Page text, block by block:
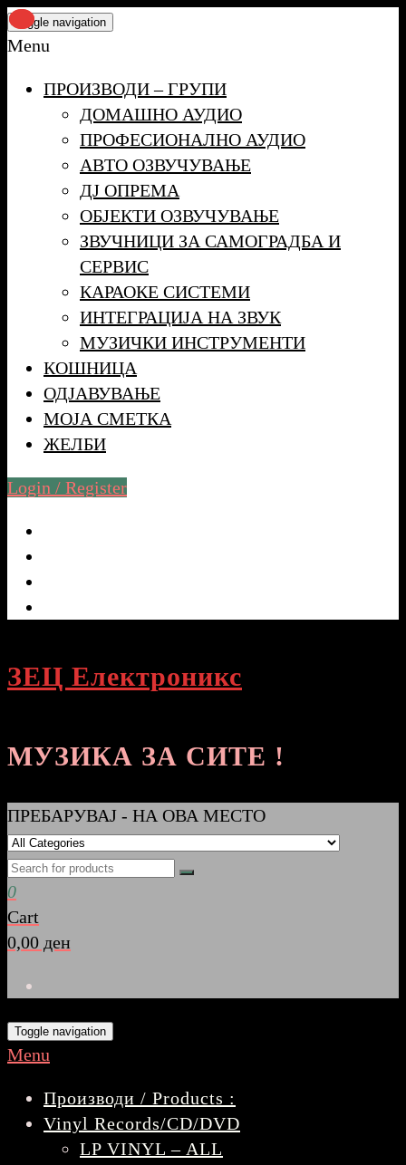
Skip
to
content
Toggle navigation
Menu
ПРОИЗВОДИ – ГРУПИ
ДОМАШНО АУДИО
ПРОФЕСИОНАЛНО АУДИО
АВТО ОЗВУЧУВАЊЕ
ДЈ ОПРЕМА
ОБЈЕКТИ ОЗВУЧУВАЊЕ
ЗВУЧНИЦИ ЗА САМОГРАДБА И
СЕРВИС
КАРАОКЕ СИСТЕМИ
ИНТЕГРАЦИЈА НА ЗВУК
МУЗИЧКИ ИНСТРУМЕНТИ
КОШНИЦА
ОДЈАВУВАЊЕ
МОЈА СМЕТКА
ЖЕЛБИ
Login / Register
ЗЕЦ Електроникс
МУЗИКА ЗА СИТЕ !
ПРЕБАРУВАЈ - НА ОВА МЕСТО
0
Cart
0,00 ден
Toggle navigation
Menu
Производи / Products :
Vinyl Records/CD/DVD
LP VINYL – ALL